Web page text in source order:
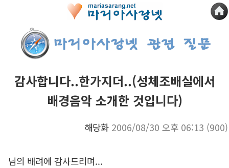
감사합니다..한가지더..(성체조배실에서
배경음악 소개한 것입니다)
해당화 2006/08/30 오후 06:13 (900)
님의 배려에 감사드리며...